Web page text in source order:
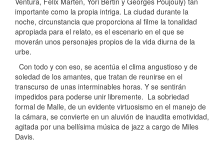
importante como la propia intriga. La ciudad durante la
noche, circunstancia que proporciona al filme la tonalidad
apropiada para el relato, es el escenario en el que se
moverán unos personajes propios de la vida diurna de la
urbe.
Con todo y con eso, se acentúa el clima angustioso y de
soledad de los amantes, que tratan de reunirse en el
transcurso de unas interminables horas. Y se sentirán
impedidos para poderse unir libremente. La sobriedad
formal de Malle, de un evidente virtuosismo en el manejo de
la cámara, se convierte en un aluvión de inaudita emotividad,
agitada por una bellísima música de jazz a cargo de Miles
Davis.